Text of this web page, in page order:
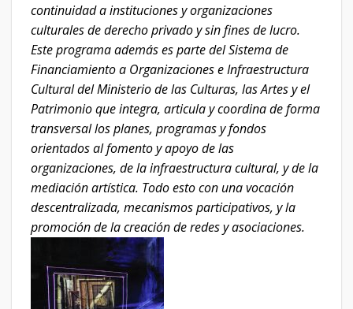
continuidad a instituciones y organizaciones
culturales de derecho privado y sin fines de lucro.
Este programa además es parte del Sistema de
Financiamiento a Organizaciones e Infraestructura
Cultural del Ministerio de las Culturas, las Artes y el
Patrimonio que integra, articula y coordina de forma
transversal los planes, programas y fondos
orientados al fomento y apoyo de las
organizaciones, de la infraestructura cultural, y de la
mediación artística. Todo esto con una vocación
descentralizada, mecanismos participativos, y la
promoción de la creación de redes y asociaciones.